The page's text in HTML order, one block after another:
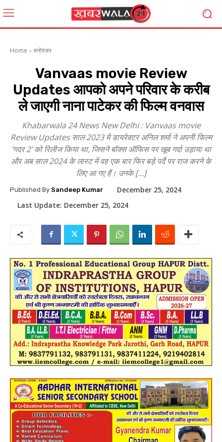
Home मनोरंजन
Vanvaas movie Review
Updates आपको अपने परिवार के करीब
ले जाएगी नाना पाटेकर की फिल्म वनवास
Khabarwala 24 News New Delhi : Vanvaas movie
Review Updates साल 2023 में डायरेक्टर अनिल शर्मा ने अपनी फिल्म
‘गदर 2’ को रिलीज किया था, जिसने बॉक्स ऑफिस पर खूब गर्दा उड़ाया था
और अब साल 2024 के लास्ट में वह एक बार फिर बड़े पर्दे पर राज करने के
लिए आ गए हैं। उनके […]
Published By Sandeep Kumar
December 25, 2024
Last Update: December 25, 2024